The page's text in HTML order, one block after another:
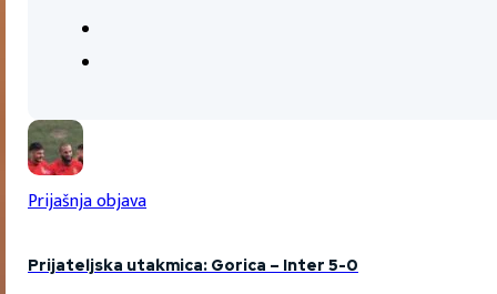
Prijašnja objava
Prijateljska utakmica: Gorica – Inter 5-0